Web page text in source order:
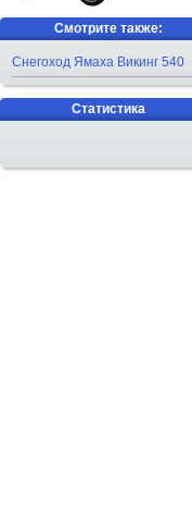
Смотрите также:
Снегоход Ямаха Викинг 540
Статистика